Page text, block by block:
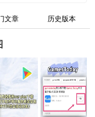
文章 历史版本